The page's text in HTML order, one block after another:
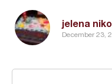
jelena
December 23,